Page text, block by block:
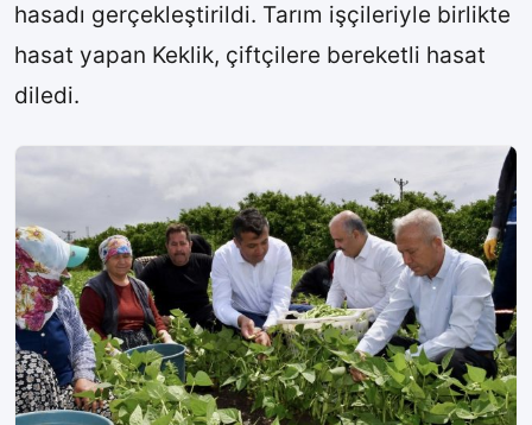
hasadı gerçekleştirildi. Tarım işçileriyle birlikte
hasat yapan Keklik, çiftçilere bereketli hasat
diledi.